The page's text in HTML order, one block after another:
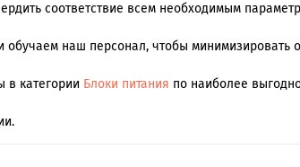
соответствие всем необходимым
наш персонал, чтобы
в категории Блоки питания по наиболее